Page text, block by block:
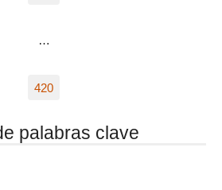
…
420
palabras clave